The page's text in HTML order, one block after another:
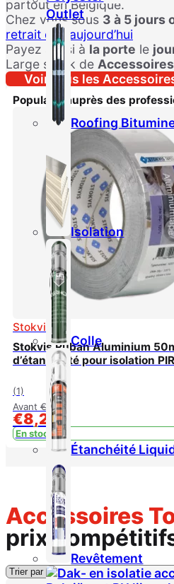
Outlet
Roofing
Isolation
Colle
Étanchéité
Revêtement
partout en Belgique.
Chez vous sous 3 à 5 jours
retrait dès aujourd’hui
Payez aussi à la porte le
Large stock de
Voir tous les
Populaire auprès des
Stokvis
Stokvis Ruban Aluminium
d’étanchéité pour isolation PIR
(1)
Avant € 10,99
€8,29
En stock
Accessoires
prix